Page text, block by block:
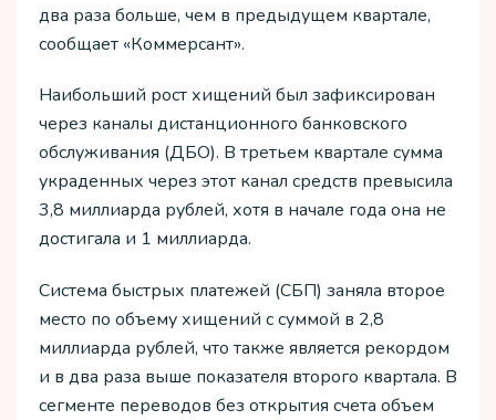
два раза больше, чем в предыдущем квартале,
сообщает «Коммерсант».
Наибольший рост хищений был зафиксирован
через каналы дистанционного банковского
обслуживания (ДБО). В третьем квартале сумма
украденных через этот канал средств превысила
3,8 миллиарда рублей, хотя в начале года она не
достигала и 1 миллиарда.
Система быстрых платежей (СБП) заняла второе
место по объему хищений с суммой в 2,8
миллиарда рублей, что также является рекордом
и в два раза выше показателя второго квартала. В
сегменте переводов без открытия счета объем